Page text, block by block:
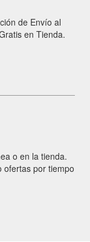
de Envío al
en Tienda.
o en la tienda.
ofertas por tiempo